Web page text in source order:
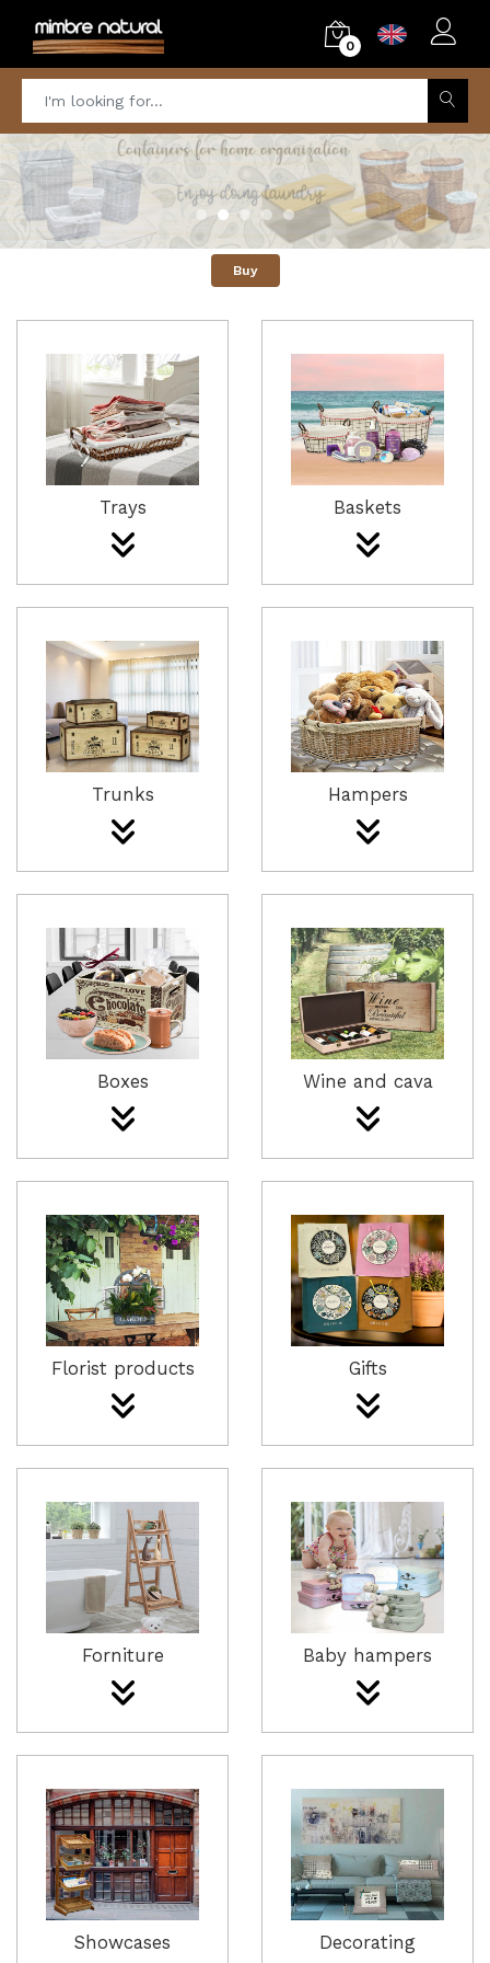
0
Buy
Trays Baskets
Trunks Hampers
Boxes Wine and cava
Florist products Gifts
Forniture Baby hampers
Showcases Decorating